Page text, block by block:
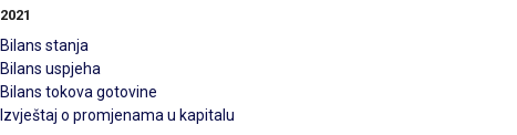
2021
Bilans stanja
Bilans uspjeha
Bilans tokova gotovine
Izvještaj o promjenama u kapitalu